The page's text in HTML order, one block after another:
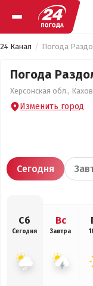
24 Канал Погода
Погода
Херсонская обл.,
Изменить город
Сегодня
Сб
Сегодня
Вс
Завтра